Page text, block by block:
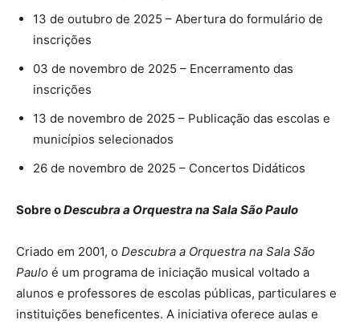
13 de outubro de 2025 – Abertura do formulário de
inscrições
03 de novembro de 2025 – Encerramento das
inscrições
13 de novembro de 2025 – Publicação das escolas e
municípios selecionados
26 de novembro de 2025 – Concertos Didáticos
Sobre oDescubra a Orquestra na Sala São Paulo
Criado em 2001, o Descubra a Orquestra na Sala São
Paulo é um programa de iniciação musical voltado a
alunos e professores de escolas públicas, particulares e
instituições beneficentes. A iniciativa oferece aulas e